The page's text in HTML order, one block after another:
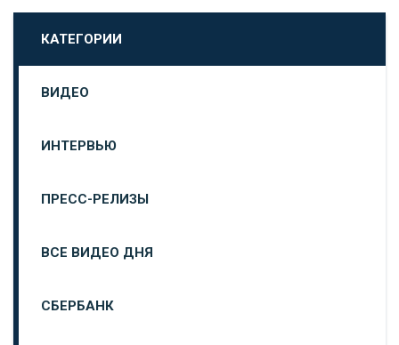
КАТЕГОРИИ
ВИДЕО
ИНТЕРВЬЮ
ПРЕСС-РЕЛИЗЫ
ВСЕ ВИДЕО ДНЯ
СБЕРБАНК